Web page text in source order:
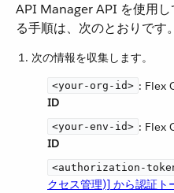
API Manager API を使用
る手順は、次のとおりです。
次の情報を収集します。
<your-org-id> ​: Flex
ID
<your-env-id> ​: Flex
ID
<authorization-
クセス管理)] から認証ト